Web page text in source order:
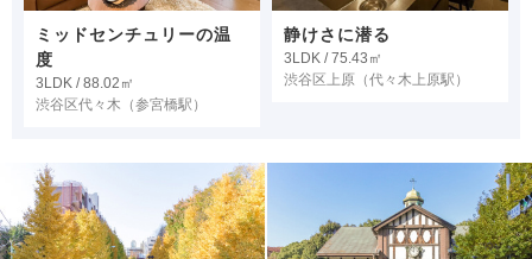
ミッドセンチュリーの温
度
3LDK / 88.02㎡
渋谷区代々木 （参宮橋駅）
静けさに潜る
3LDK / 75.43㎡
渋谷区上原 （代々木上原駅）